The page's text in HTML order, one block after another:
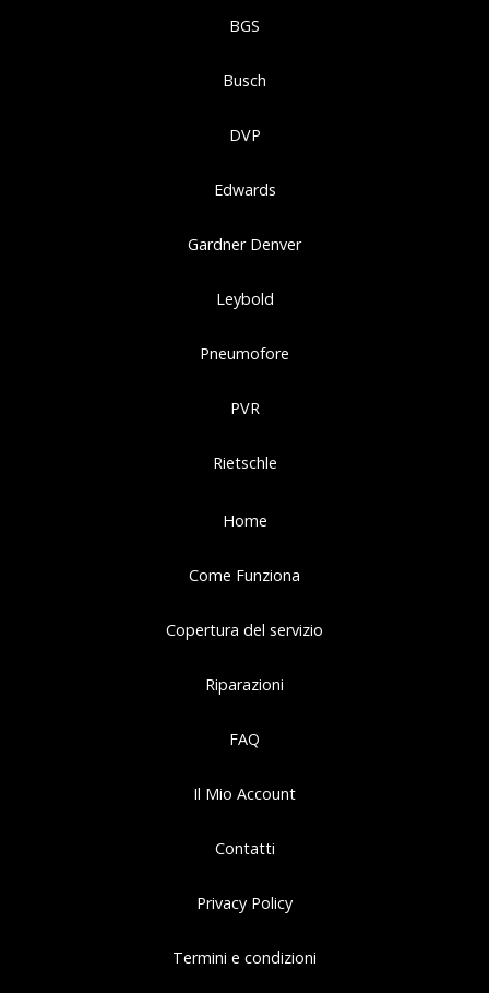
BGS
Busch
DVP
Edwards
Gardner Denver
Leybold
Pneumofore
PVR
Rietschle
Home
Come Funziona
Copertura del servizio
Riparazioni
FAQ
Il Mio Account
Contatti
Privacy Policy
Termini e condizioni